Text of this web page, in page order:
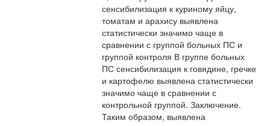
сенсибилизация к куриному яйцу,
томатам и арахису выявлена
статистически значимо чаще в
сравнении с группой больных ПС и
группой контроля В группе больных
ПС сенсибилизация к говядине, гречке
и картофелю выявлена статистически
значимо чаще в сравнении с
контрольной группой. Заключение.
Таким образом, выявлена